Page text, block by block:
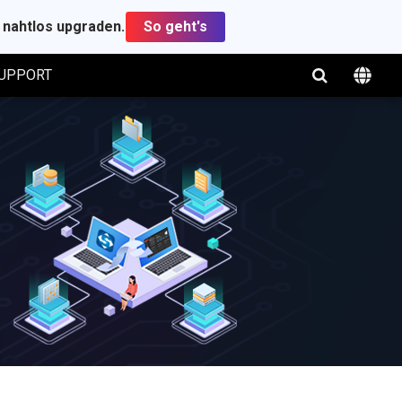
upgraden. So geht's